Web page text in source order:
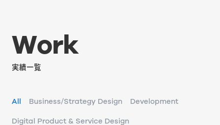
Work
実績一覧
All Business/Strategy Design Development
Digital Product & Service Design